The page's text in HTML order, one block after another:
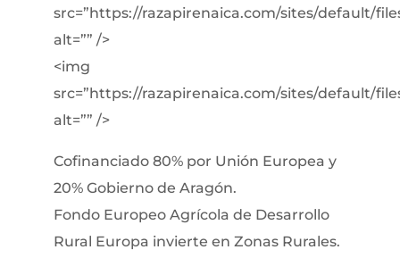
src=”https://razapirenaica.com/sites/default/
alt=”” />
<img
src=”https://razapirenaica.com/sites/default/
alt=”” />
Cofinanciado 80% por Unión Europea y
20% Gobierno de Aragón.
Fondo Europeo Agrícola de Desarrollo
Rural Europa invierte en Zonas Rurales.